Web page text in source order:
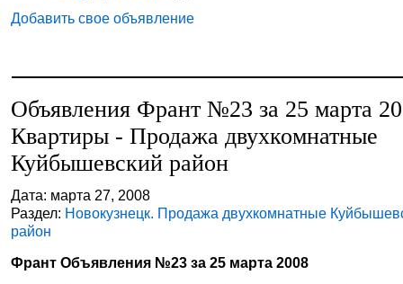
Добавить свое объявление
Объявления Франт №23 за 25 марта
Квартиры - Продажа двухкомнатные
Куйбышевский район
Дата: марта 27, 2008
Раздел: Новокузнецк. Продажа двухкомнатные
район
Франт Объявления №23 за 25 марта 2008